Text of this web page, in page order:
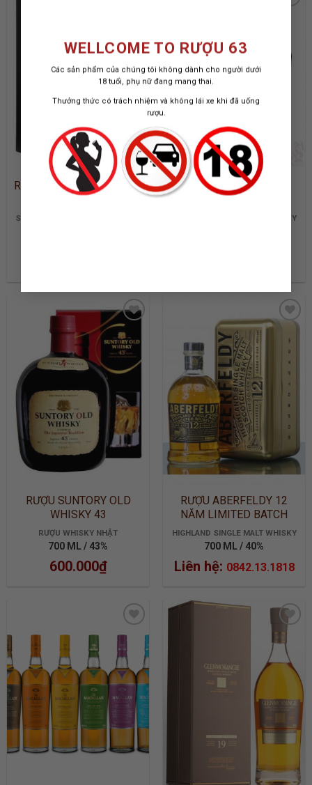
WELLCOME TO RƯỢU 63
Các sản phẩm của chúng tôi không dành cho người dưới
18 tuổi, phụ nữ đang mang thai.
Thưởng thức có trách nhiệm và không lái xe khi đã uống
rượu.
ADD TO
WISHLIST
RƯỢU YAMAZAKI 25 NĂM
SINGLE MALT JAPANESE WHISKY
RƯỢU MACALLAN
ESTATE
SPEYSIDE SINGLE MALT WHISKY
ADD TO
WISHLIST
RƯỢU SUNTORY OLD
WHISKY 43
RƯỢU WHISKY NHẬT
700 ML / 43%
600.000₫
ADD TO
WISHLIST
RƯỢU ABERFELDY 12
NĂM LIMITED BATCH
2905
HIGHLAND SINGLE MALT WHISKY
700 ML / 40%
Liên hệ: 0842.13.1818
ADD TO
WISHLIST
ADD TO
WISHLIST